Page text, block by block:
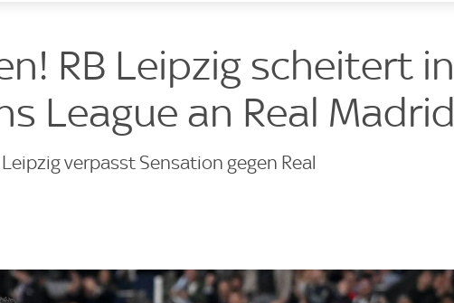
RB Leipzig scheitert in
League an Real Madrid
verpasst Sensation gegen Real